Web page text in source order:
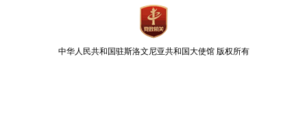
中华人民共和国驻斯洛文尼亚共和国大使馆版权所有